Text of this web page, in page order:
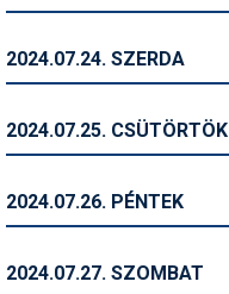
Történelem
Utazási tippek
2024.07.24. SZERDA
2024.07.25. CSÜTÖRTÖK
2024.07.26. PÉNTEK
2024.07.27. SZOMBAT